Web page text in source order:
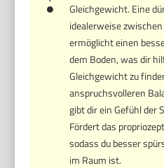
Gleichgewicht. Eine
idealerweise
ermöglicht einen
dem Boden, was dir
Gleichgewicht zu
anspruchsvolleren
gibt dir ein Gefühl der
Fördert das
sodass du besser
im Raum ist.